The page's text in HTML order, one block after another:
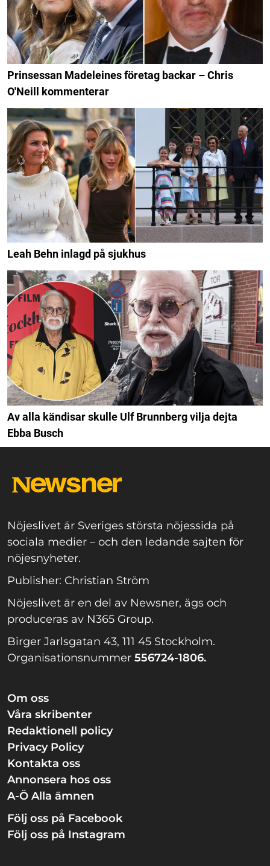
Prinsessan Madeleines företag backar – Chris
O'Neill kommenterar
Leah Behn inlagd på sjukhus
Av alla kändisar skulle Ulf Brunnberg vilja dejta
Ebba Busch
Nöjeslivet är Sveriges största nöjessida på
sociala medier – och den ledande sajten för
nöjesnyheter.
Publisher: Christian Ström
Nöjeslivet är en del av Newsner, ägs och
produceras av N365 Group.
Birger Jarlsgatan 43, 111 45 Stockholm.
Organisationsnummer 556724-1806.
Om oss
Våra skribenter
Redaktionell policy
Privacy Policy
Kontakta oss
Annonsera hos oss
A-Ö Alla ämnen
Följ oss på Facebook
Följ oss på Instagram